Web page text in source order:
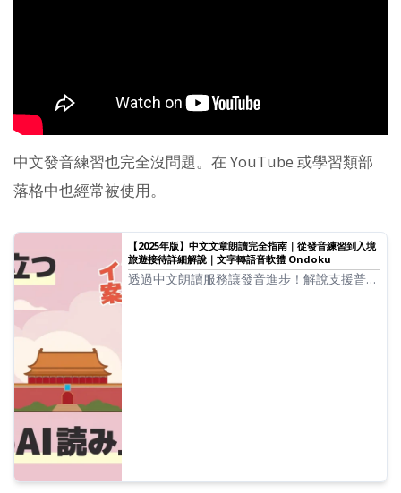
中文發音練習也完全沒問題。在 YouTube 或學習類部
落格中也經常被使用。
【2025年版】中文文章朗讀完全指南｜從發音練習到入境
旅遊接待詳細解說｜文字轉語音軟體 Ondoku
透過中文朗讀服務讓發音進步！解說支援普通